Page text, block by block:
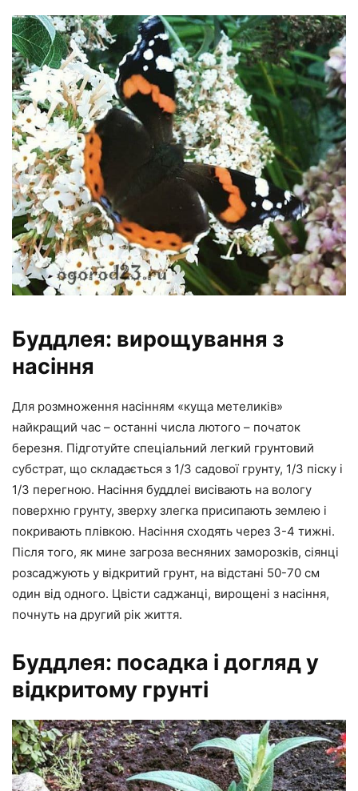
Буддлея: вирощування з
насіння
Для розмноження насінням «куща метеликів»
найкращий час – останні числа лютого – початок
березня. Підготуйте спеціальний легкий грунтовий
субстрат, що складається з 1/3 садової грунту, 1/3 піску і
1/3 перегною. Насіння буддлеі висівають на вологу
поверхню грунту, зверху злегка присипають землею і
покривають плівкою. Насіння сходять через 3-4 тижні.
Після того, як мине загроза весняних заморозків, сіянці
розсаджують у відкритий грунт, на відстані 50-70 см
один від одного. Цвісти саджанці, вирощені з насіння,
почнуть на другий рік життя.
Буддлея: посадка і догляд у
відкритому грунті